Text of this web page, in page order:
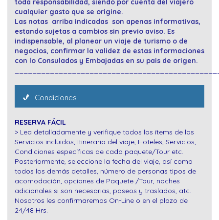
toda responsabilidad, siendo por cuenta del viajero
cualquier gasto que se origine.
Las notas arriba indicadas son apenas informativas,
estando sujetas a cambios sin previo aviso. Es
indispensable, al planear un viaje de turismo o de
negocios, confirmar la validez de estas informaciones
con lo Consulados y Embajadas en su pais de origen.
Condiciones
RESERVA FÁCIL
> Lea detalladamente y verifique todos los ítems de los
Servicios incluidos, Itinerario del viaje, Hoteles, Servicios,
Condiciones específicas de cada paquete/Tour etc.
Posteriormente, seleccione la fecha del viaje, así como
todos los demás detalles, número de personas tipos de
acomodación, opciones de Paquete /Tour, noches
adicionales si son necesarias, paseos y traslados, atc.
Nosotros les confirmaremos On-Line o en el plazo de
24/48 Hrs.